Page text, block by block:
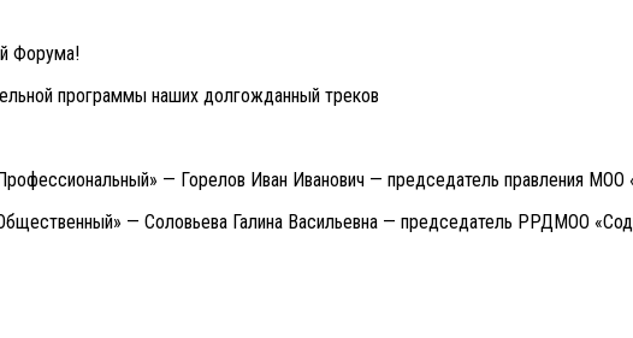
Форума!
программы наших долгожданный треков
— Горелов Иван Иванович — председатель правления
— Соловьева Галина Васильевна — председатель РРДМОО